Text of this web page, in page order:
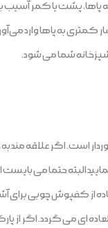
پشت یا کمر آسیب بزند
پا‌ها وارد می‌آورد؛
شما می شود.
است. اگر علاقه
البته حتما می
از کفپوش چوبی برای
ای می گردد. اگر از